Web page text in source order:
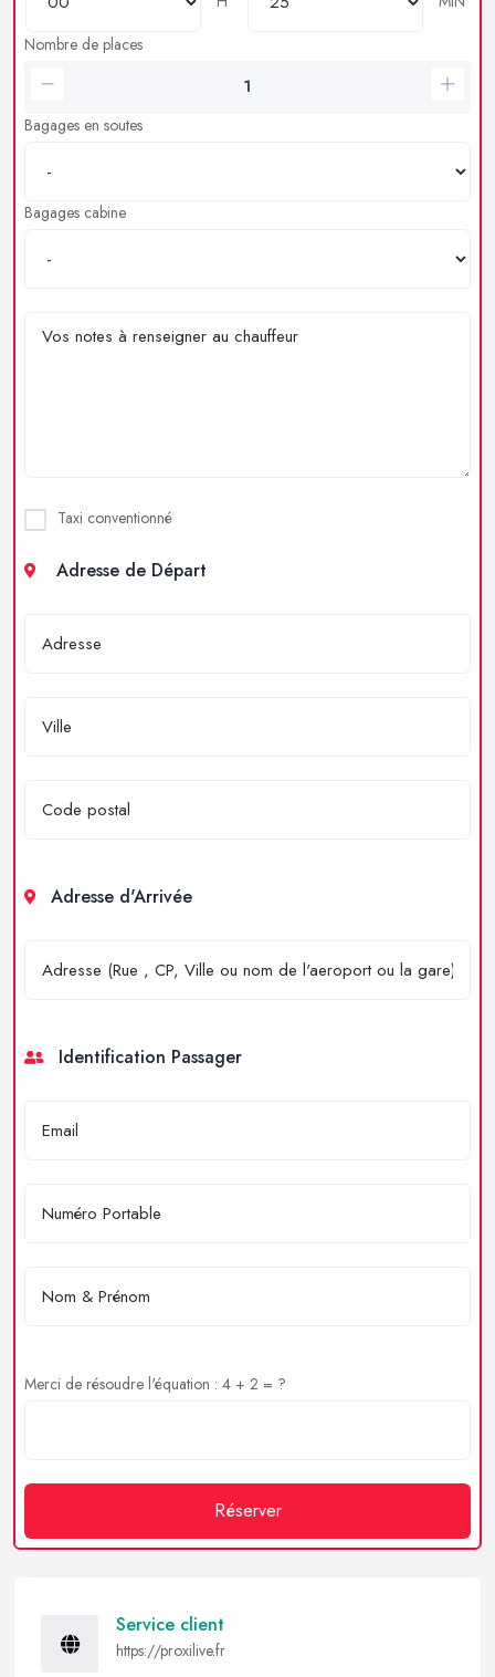
Nombre de places
Bagages en soutes
Bagages cabine
Taxi conventionné
Adresse de Départ
Adresse d'Arrivée
Identification Passager
Merci de résoudre l'équation : 4 + 2 = ?
Réserver
Service client
https://proxilive.fr